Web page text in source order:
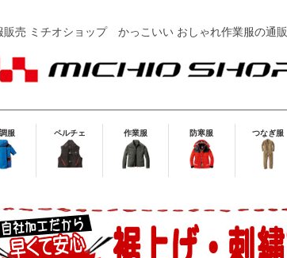
販売 ミチオショップかっこいい おしゃれ作業服の通販
服 ペルチェ 作業服 防寒服 つなぎ服